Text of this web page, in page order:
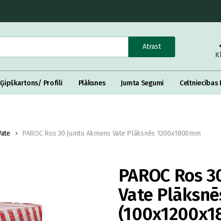
Atrast
Ģipškartons/ Profili Plāksnes Jumta Segumi Celtniecības
PAROC Ros 30 Jumtu Akmens Vate Plāksnēs 1200x1800mm
PAROC Ros
Vate